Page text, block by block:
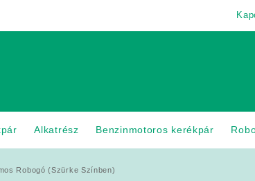
Alkatrész Benzinmotoros kerékpár
Robogó (Szürke Színben)